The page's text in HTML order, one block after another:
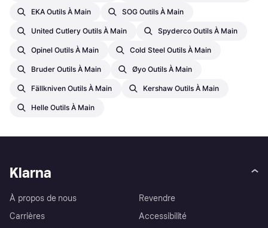
EKA Outils À Main SOG Outils À Main
United Cutlery Outils À Main Spyderco Outils À Main
Opinel Outils À Main Cold Steel Outils À Main
Bruder Outils À Main Øyo Outils À Main
Fällkniven Outils À Main Kershaw Outils À Main
Helle Outils À Main
Klarna
À propos de nous
Carrières
Revendre
Accessibilité